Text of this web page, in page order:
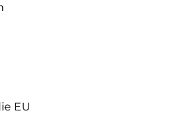
Dimension:
alle Richtungen, zoomen Sie
in drei Dimensionen. So erhalten Sie
Ihren Lieblingsprodukten.
Geld sparen und die Umwelt
EU